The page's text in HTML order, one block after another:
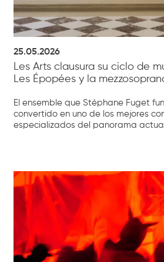
25.05.2026
Les Arts clausura su ciclo de
Les Épopées y la
El ensemble que Stéphane Fuget
convertido en uno de los mejores
especializados del panorama actual